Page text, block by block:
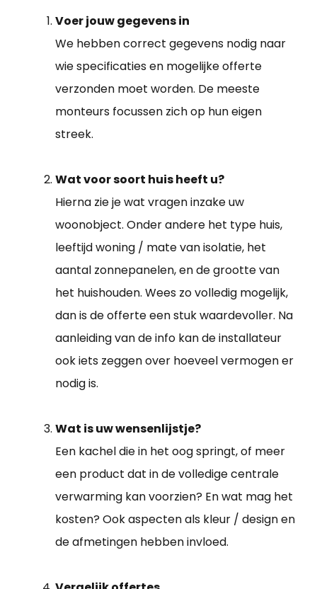
Voer jouw gegevens in
We hebben correct gegevens nodig naar
wie specificaties en mogelijke offerte
verzonden moet worden. De meeste
monteurs focussen zich op hun eigen
streek.
Wat voor soort huis heeft u?
Hierna zie je wat vragen inzake uw
woonobject. Onder andere het type huis,
leeftijd woning / mate van isolatie, het
aantal zonnepanelen, en de grootte van
het huishouden. Wees zo volledig mogelijk,
dan is de offerte een stuk waardevoller. Na
aanleiding van de info kan de installateur
ook iets zeggen over hoeveel vermogen er
nodig is.
Wat is uw wensenlijstje?
Een kachel die in het oog springt, of meer
een product dat in de volledige centrale
verwarming kan voorzien? En wat mag het
kosten? Ook aspecten als kleur / design en
de afmetingen hebben invloed.